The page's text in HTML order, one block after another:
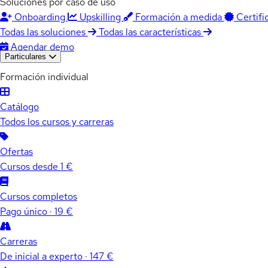
Onboarding
Upskilling Formación a medida
Todas las soluciones
Todas las características
Agendar demo
Particulares
Formación individual
Catálogo
Todos los cursos y carreras
Ofertas
Cursos desde 1 €
Cursos completos
Pago único · 19 €
Carreras
De inicial a experto · 147 €